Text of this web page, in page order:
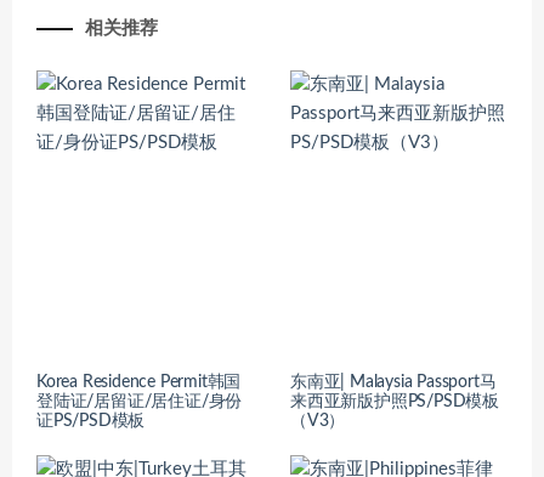
相关推荐
Korea Residence Permit韩国
登陆证/居留证/居住证/身份
证PS/PSD模板
东南亚| Malaysia Passport马
来西亚新版护照PS/PSD模板
（V3）